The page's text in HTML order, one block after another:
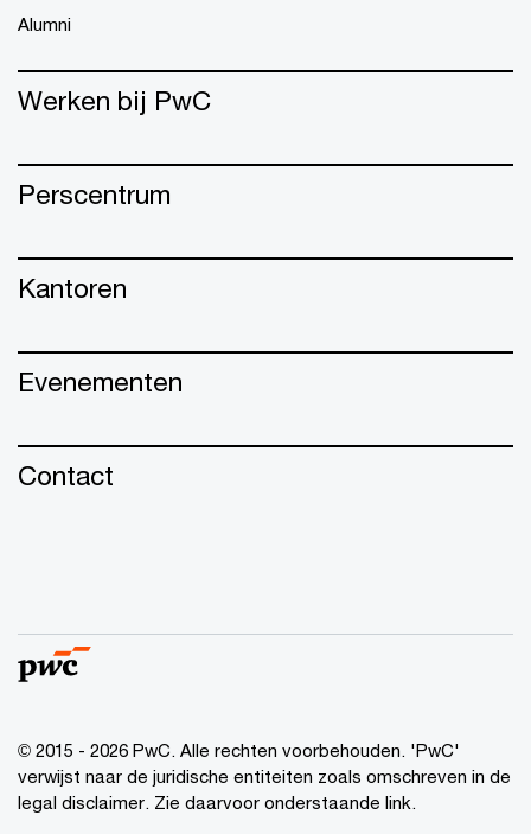
Alumni
Werken bij PwC
Perscentrum
Kantoren
Evenementen
Contact
© 2015 - 2026 PwC. Alle rechten voorbehouden. 'PwC'
verwijst naar de juridische entiteiten zoals omschreven in de
legal disclaimer. Zie daarvoor onderstaande link.